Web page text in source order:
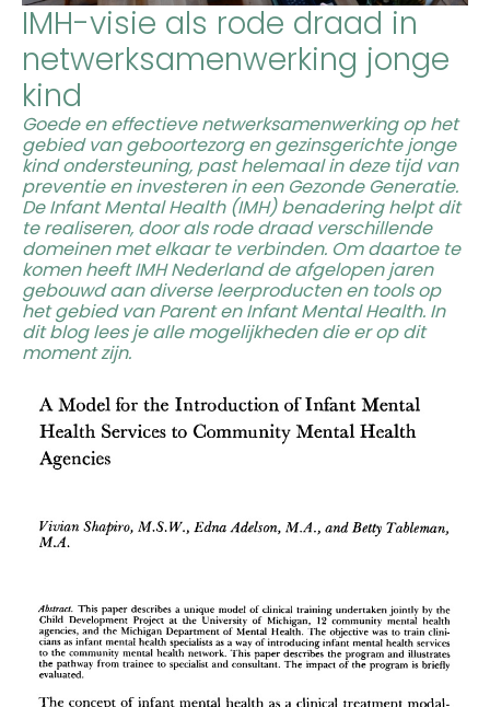
IMH-visie als rode draad in
netwerksamenwerking jonge
kind
Goede en effectieve netwerksamenwerking op het
gebied van geboortezorg en gezinsgerichte jonge
kind ondersteuning, past helemaal in deze tijd van
preventie en investeren in een Gezonde Generatie.
De Infant Mental Health (IMH) benadering helpt dit
te realiseren, door als rode draad verschillende
domeinen met elkaar te verbinden. Om daartoe te
komen heeft IMH Nederland de afgelopen jaren
gebouwd aan diverse leerproducten en tools op
het gebied van Parent en Infant Mental Health. In
dit blog lees je alle mogelijkheden die er op dit
moment zijn.